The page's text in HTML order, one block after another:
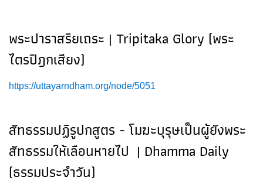
พระปาราสริยเถระ | Tripitaka Glory (พระ
ไตรปิฎกเสียง)
https://uttayarndham.org/node/5051
สัทธรรมปฏิรูปกสูตร - โมฆะบุรุษเป็นผู้ยังพระ
สัทธรรมให้เลือนหายไป | Dhamma Daily
(ธรรมประจำวัน)